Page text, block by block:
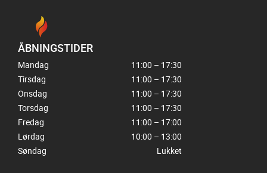
ÅBNINGSTIDER
Mandag
11:00 – 17:30
Tirsdag
11:00 – 17:30
Onsdag
11:00 – 17:30
Torsdag
11:00 – 17:30
Fredag
11:00 – 17:00
Lørdag
10:00 – 13:00
Søndag
Lukket